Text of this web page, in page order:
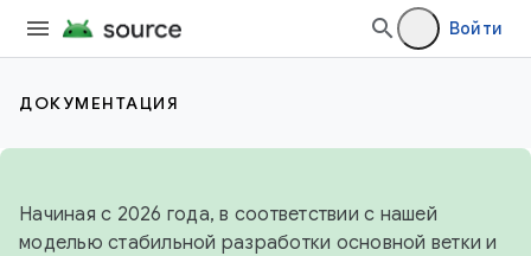
Войти
ДОКУМЕНТАЦИЯ
Начиная с 2026 года, в соответствии с нашей
моделью стабильной разработки основной ветки и